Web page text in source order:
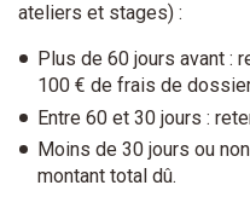
ateliers et stages) :
Plus de 60 jours avant :
100 € de frais de
Entre 60 et 30 jours :
Moins de 30 jours ou
montant total dû.